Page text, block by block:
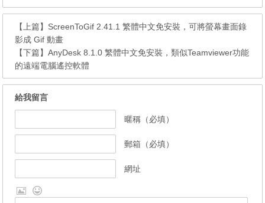
【上篇】 ScreenToGif 2.41.1 繁體中文免安裝，可將螢幕畫面錄
影成 Gif 動畫
【下篇】AnyDesk 8.1.0 繁體中文免安裝，類似Teamviewer功能
的遠端電腦遙控軟體
給我留言
暱稱（必填）
郵箱（必填）
網址